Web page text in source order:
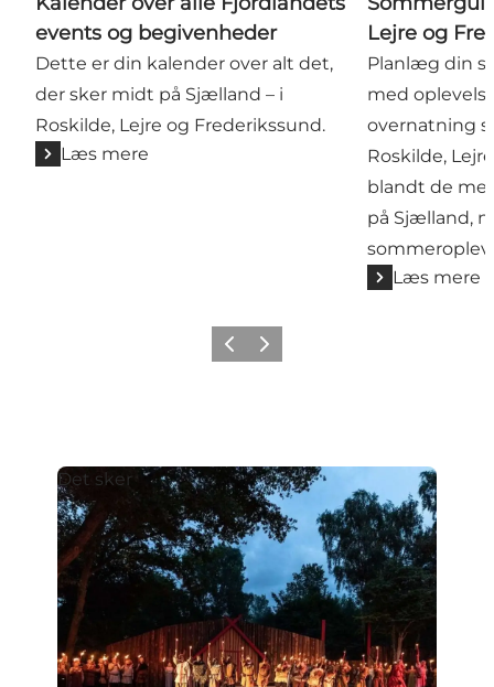
events og begivenheder
Dette er din kalender over alt det,
der sker midt på Sjælland – i
Roskilde, Lejre og Frederikssund.
Læs mere
Lejre og
Planlæg din
med
overnatning
Roskilde,
blandt de
på Sjælland,
Læs mere
Forrige billede
Næste billede
Det sker